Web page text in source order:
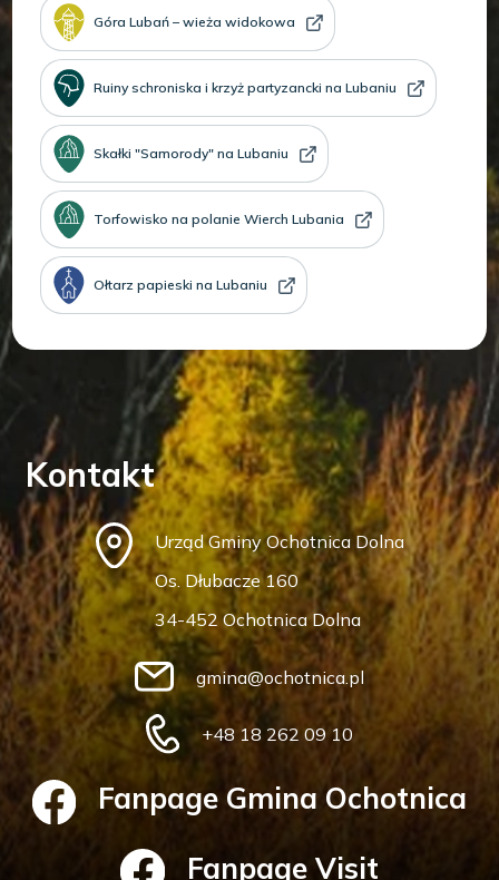
Góra Lubań – wieża widokowa
Ruiny schroniska i krzyż partyzancki na Lubaniu
Skałki "Samorody" na Lubaniu
Torfowisko na polanie Wierch Lubania
Ołtarz papieski na Lubaniu
Kontakt
Urząd Gminy Ochotnica Dolna
Os. Dłubacze 160
34-452 Ochotnica Dolna
gmina@ochotnica.pl
+48 18 262 09 10
Fanpage Gmina Ochotnica
Fanpage Visit